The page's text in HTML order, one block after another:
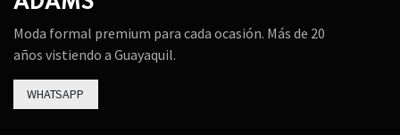
Moda formal premium para cada ocasión. Más de 20
años vistiendo a Guayaquil.
WHATSAPP